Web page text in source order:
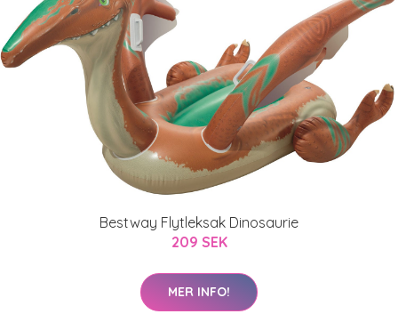
Bestway Flytleksak Dinosaurie
209 SEK
MER INFO!